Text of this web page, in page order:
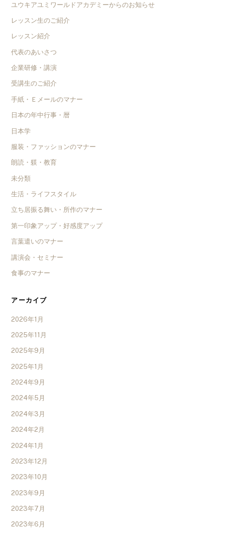
ユウキアユミワールドアカデミーからのお知らせ
レッスン生のご紹介
レッスン紹介
代表のあいさつ
企業研修・講演
受講生のご紹介
手紙・Ｅメールのマナー
日本の年中行事・暦
日本学
服装・ファッションのマナー
朗読・躾・教育
未分類
生活・ライフスタイル
立ち居振る舞い・所作のマナー
第一印象アップ・好感度アップ
言葉遣いのマナー
講演会・セミナー
食事のマナー
アーカイブ
2026年1月
2025年11月
2025年9月
2025年1月
2024年9月
2024年5月
2024年3月
2024年2月
2024年1月
2023年12月
2023年10月
2023年9月
2023年7月
2023年6月